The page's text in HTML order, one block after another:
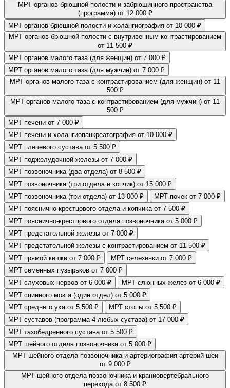
МРТ органов брюшной полости и забрюшинного пространства
(программа) от 12 000 ₽
МРТ органов брюшной полости и холангиография от 10 000 ₽
МРТ органов брюшной полости с внутривенным контрастированием
от 11 500 ₽
МРТ органов малого таза (для женщин) от 7 000 ₽
МРТ органов малого таза (для мужчин) от 7 000 ₽
МРТ органов малого таза с контрастированием (для женщин) от 11
500 ₽
МРТ органов малого таза с контрастированием (для мужчин) от 11
500 ₽
МРТ печени от 7 000 ₽
МРТ печени и холангиопанкреатография от 10 000 ₽
МРТ плечевого сустава от 5 500 ₽
МРТ поджелудочной железы от 7 000 ₽
МРТ позвоночника (два отдела) от 8 500 ₽
МРТ позвоночника (три отдела и копчик) от 15 000 ₽
МРТ позвоночника (три отдела) от 13 000 ₽ МРТ почек от 7 000 ₽
МРТ пояснично-крестцового отдела и копчика от 7 500 ₽
МРТ пояснично-крестцового отдела позвоночника от 5 000 ₽
МРТ предстательной железы от 7 000 ₽
МРТ предстательной железы с контрастированием от 11 500 ₽
МРТ прямой кишки от 7 000 ₽ МРТ селезёнки от 7 000 ₽
МРТ семенных пузырьков от 7 000 ₽
МРТ слуховых нервов от 6 000 ₽ МРТ слюнных желез от 6 000 ₽
МРТ спинного мозга (один отдел) от 5 000 ₽
МРТ среднего уха от 5 500 ₽ МРТ стопы от 5 500 ₽
МРТ суставов (программа 4 любых сустава) от 17 000 ₽
МРТ тазобедренного сустава от 5 500 ₽
МРТ шейного отдела позвоночника от 5 000 ₽
МРТ шейного отдела позвоночника и артериография артерий шеи
от 9 000 ₽
МРТ шейного отдела позвоночника и краниовертебрального
перехода от 8 500 ₽